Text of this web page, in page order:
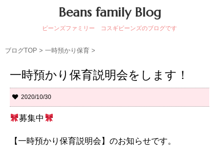
Beans family Blog
ビーンズファミリー コスギビーンズのブログです
ブログTOP > 一時預かり保育 >
一時預かり保育説明会をします！
2020/10/30
募集中
【一時預かり保育説明会】のお知らせです。